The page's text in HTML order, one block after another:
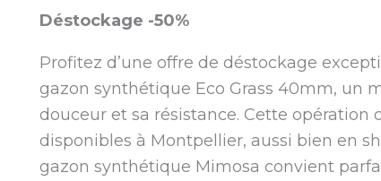
Déstockage -50%
Profitez d’une offre de déstockage
gazon synthétique Eco Grass 40mm, un
douceur et sa résistance. Cette
disponibles à Montpellier, aussi bien en
gazon synthétique Mimosa convient